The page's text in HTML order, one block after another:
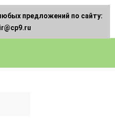
предложений по сайту: